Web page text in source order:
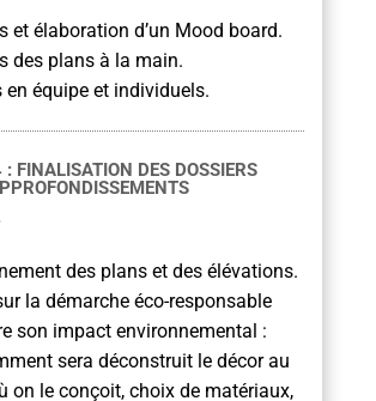
et élaboration d’un Mood board.
des plans à la main.
en équipe et individuels.
FINALISATION DES DOSSIERS
des plans et des élévations.
la démarche éco-responsable
son impact environnemental :
sera déconstruit le décor au
on le conçoit, choix de matériaux,